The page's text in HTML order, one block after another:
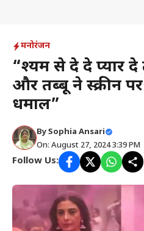
मनोरंजन
“दृश्यम से दे दे
और तब्बू ने स्क्रीन
धमाल”
BySophia Ansari
On: August 27, 2024 3:39 PM
Follow Us: